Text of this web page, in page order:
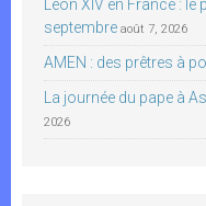
Léon XIV en France :
septembre août 7, 2026
AMEN : des prêtres à
La journée du pape à
2026